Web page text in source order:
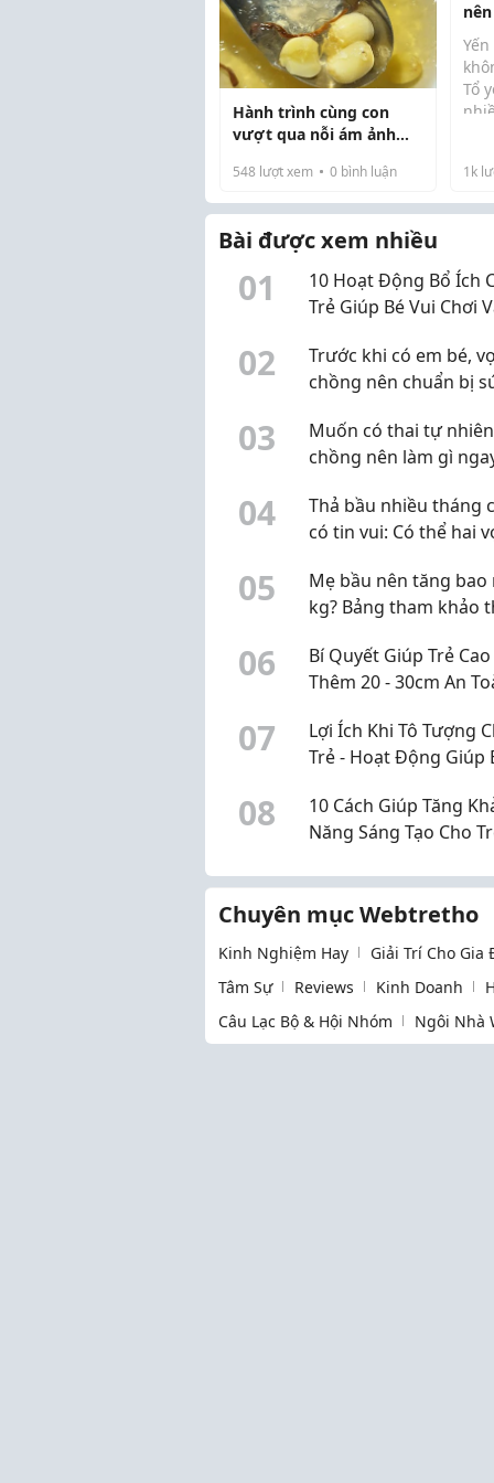
cho trẻ dùng nhiều lo...
Hành trình cùng con
vượt qua nỗi ám ảnh
548 lượt xem 0 bình luận
Tổ
1k
Bài được xem nhiều
01
10 Hoạt Động Bổ Ích
Trẻ Giúp Bé Vui Chơi
02
Trước khi có em bé,
chồng nên chuẩn bị
03
Muốn có thai tự
chồng nên làm gì
04
Thả bầu nhiều tháng
có tin vui: Có thể hai
đúng
05
Mẹ bầu nên tăng bao
kg? Bảng tham khảo
06
Bí Quyết Giúp Trẻ Cao
Thêm 20 - 30cm An
07
Lợi Ích Khi Tô Tượng
Trẻ - Hoạt Động Giúp
08
10 Cách Giúp Tăng
Năng Sáng Tạo Cho
Chuyên mục Webtretho
Kinh Nghiệm Hay Giải Trí Cho Gia
Tâm Sự
Reviews Kinh Doanh
Câu Lạc Bộ & Hội Nhóm
Ngôi Nhà